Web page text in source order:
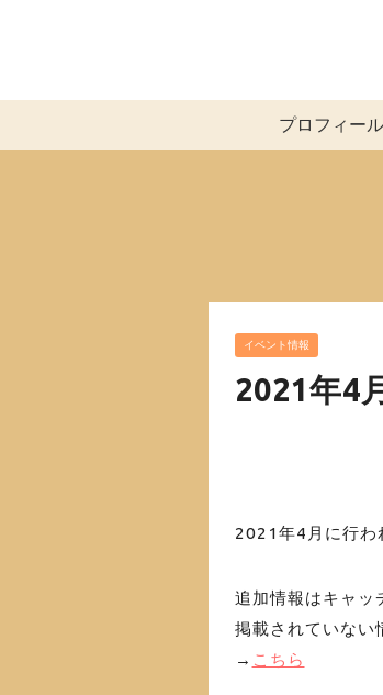
プロフィール
イベント情報
2021年4
2021年4月に行わ
追加情報はキャッ
掲載されていない
→ こちら